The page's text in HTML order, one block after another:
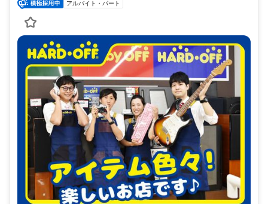
アルバイト・パート